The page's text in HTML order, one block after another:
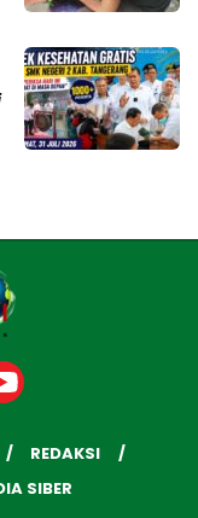
REDAKSI
SIBER